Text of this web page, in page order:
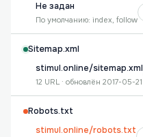
Не задан
По умолчанию: index, follow
Sitemap.xml
stimul.online/sitemap.xml
12 URL · обновлён 2017-05-21
Robots.txt
stimul.online/robots.txt